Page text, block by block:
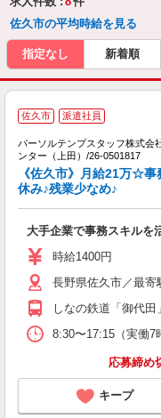
佐久市の平均時給を見る
指定なし 新着順
佐久市 派遣社員
パーソルテンプスタッフ株式
ンター（上田）/26-0501817
《佐久市》月給21万☆
休み♪残業少なめ♪
大手企業で事務スキルを
時給1400円
長野県佐久市／最
しなの鉄道「御代田
8:30〜17:15（実働
応募締め
キープ